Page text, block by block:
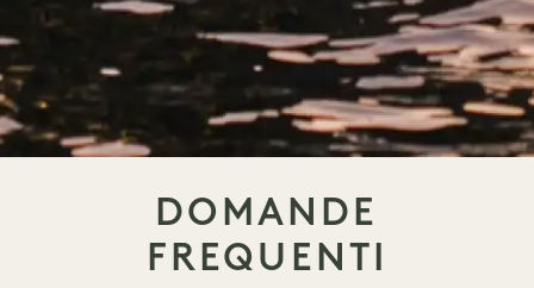
DOMANDE
FREQUENTI